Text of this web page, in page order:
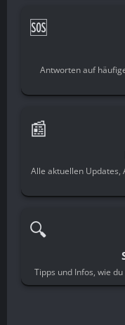
🆘
Antworten auf
📰
Alle aktuellen Updates,
🔍
Tipps und Infos, wie